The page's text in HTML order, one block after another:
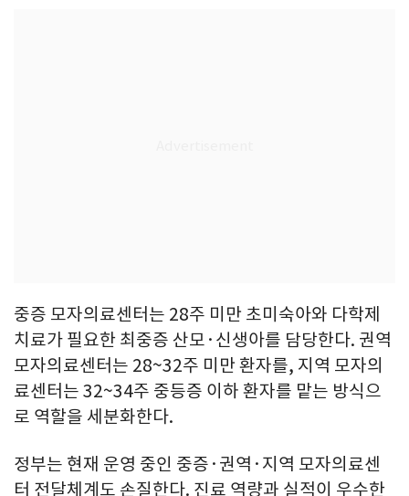
중증 모자의료센터는 28주 미만 초미숙아와 다학제
치료가 필요한 최중증 산모·신생아를 담당한다. 권역
모자의료센터는 28~32주 미만 환자를, 지역 모자의
료센터는 32~34주 중등증 이하 환자를 맡는 방식으
로 역할을 세분화한다.
정부는 현재 운영 중인 중증·권역·지역 모자의료센
터 전달체계도 손질한다. 진료 역량과 실적이 우수한